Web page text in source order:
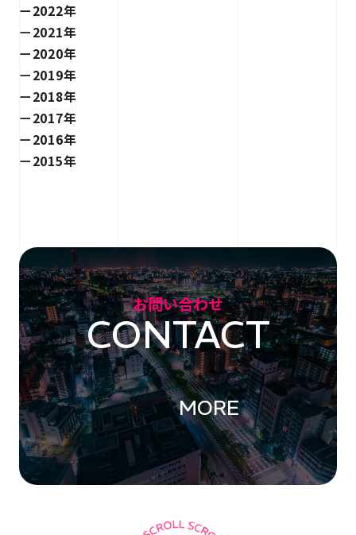
2022年
2021年
2020年
2019年
2018年
2017年
2016年
2015年
お問い合わせ
CONTACT
MORE